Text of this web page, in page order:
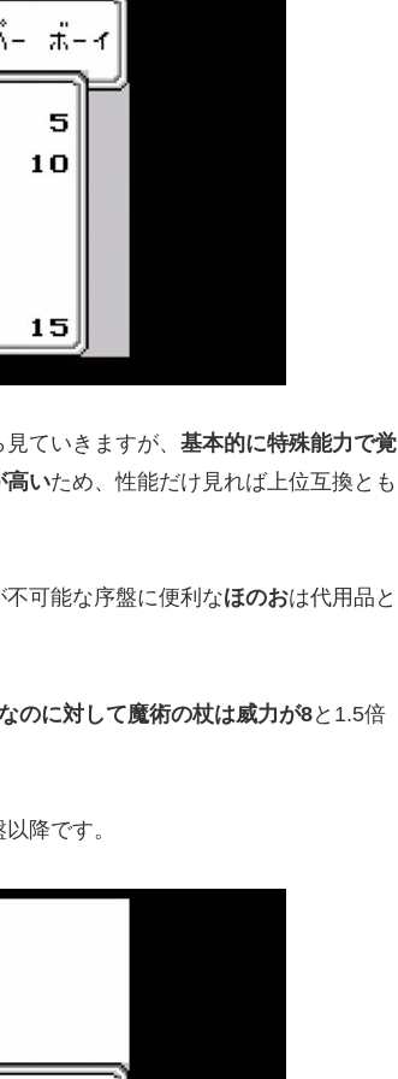
ていきますが、 基本的に特殊能力で覚
高いため、性能だけ見れば上位互換とも
可能な序盤に便利なほのおは代用品と
のに対して魔術の杖は威力が8と1.5倍
降です。